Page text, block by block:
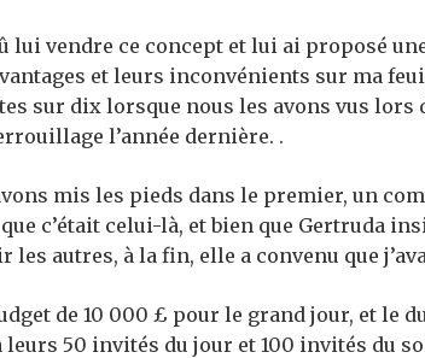
lui vendre ce concept et lui ai proposé
et leurs inconvénients sur ma
sur dix lorsque nous les avons vus lors
l’année dernière. .
mis les pieds dans le premier, un
c’était celui-là, et bien que Gertruda
les autres, à la fin, elle a convenu que
de 10 000 £ pour le grand jour, et le
leurs 50 invités du jour et 100 invités du